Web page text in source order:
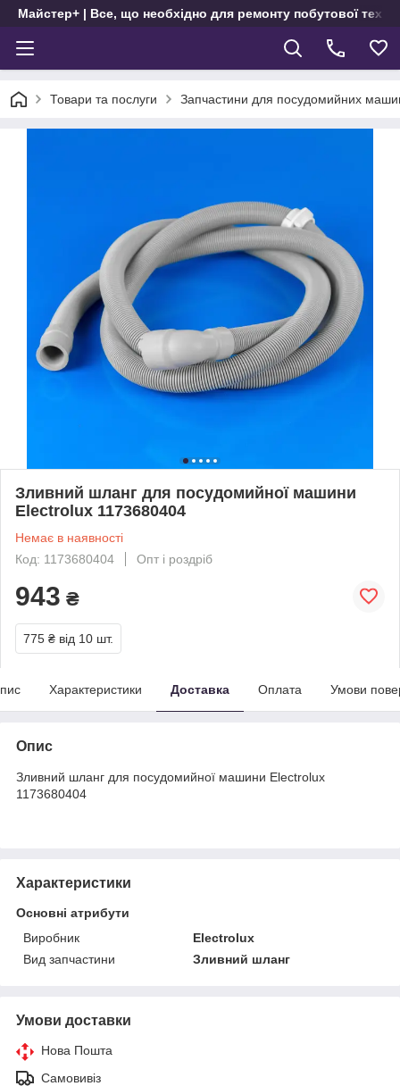
Майстер+ | Все, що необхідно для ремонту побутової
Товари та послуги Запчастини для посудомийних
Зливний шланг для посудомийної машини
Electrolux 1173680404
Немає в наявності
Код: 1173680404
Опт і роздріб
943 ₴
775 ₴ від 10 шт.
Характеристики Доставка Оплата Умови
Опис
Зливний шланг для посудомийної машини Electrolux
1173680404
Характеристики
Основні атрибути
Виробник
Electrolux
Вид запчастини
Зливний шланг
Умови доставки
Нова Пошта
Самовивіз